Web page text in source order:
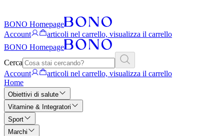
BONO Homepage
Account
articoli nel carrello, visualizza il carrello
BONO Homepage
Cerca
Account
articoli nel carrello, visualizza il carrello
Home
Obiettivi di salute
Vitamine & Integratori
Sport
Marchi